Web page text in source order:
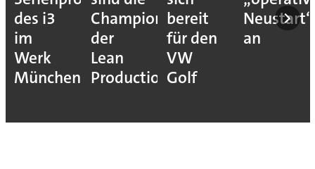
des i3
im
Werk
München
Champions
der
Lean
Production
bereit
für den
VW
Golf
Neustart“
an